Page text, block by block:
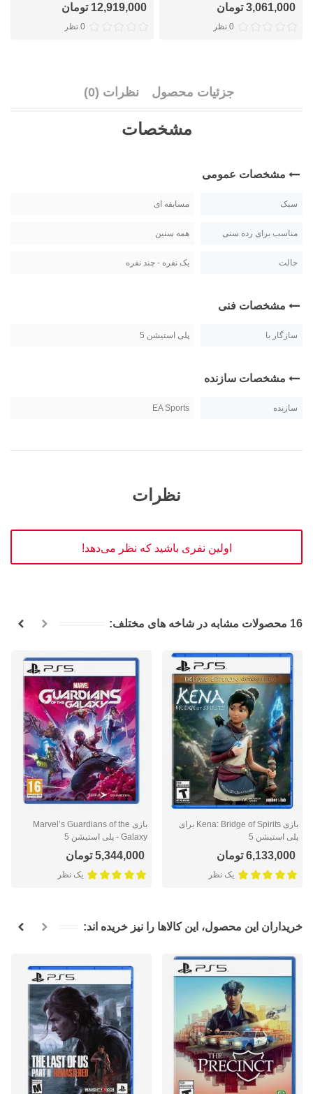
3,061,000 تومان
0 نظر
12,919,000 تومان
0 نظر
جزئیات محصول نظرات (0)
مشخصات
مشخصات عمومی
سبک مسابقه ای
مناسب برای رده سنی همه سنین
حالت یک نفره - چند نفره
مشخصات فنی
سازگار با پلی استیشن 5
مشخصات سازنده
سازنده EA Sports
نظرات
اولین نفری باشید که نظر می‌دهد!
16 محصولات مشابه در شاخه های مختلف:
بازی Kena: Bridge of Spirits برای
پلی استیشن 5
6,133,000 تومان
یک نظر
بازی Marvel’s Guardians of the
Galaxy - پلی استیشن 5
5,344,000 تومان
یک نظر
خریداران این محصول، این کالاها را نیز خریده اند: